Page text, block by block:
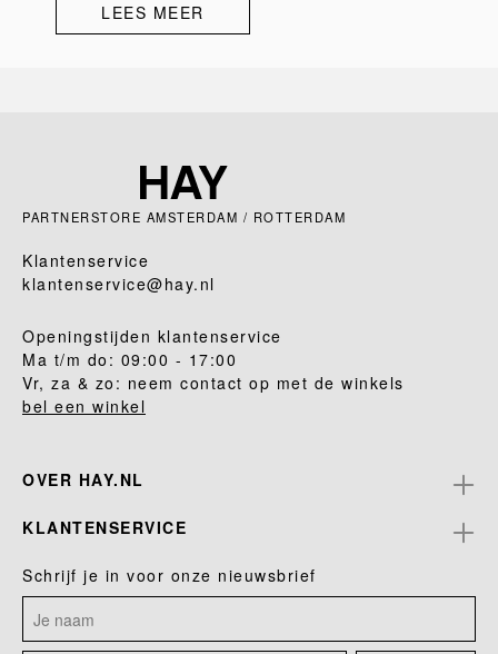
LEES MEER
PARTNERSTORE AMSTERDAM / ROTTERDAM
Klantenservice
klantenservice@hay.nl
Openingstijden klantenservice
Ma t/m do: 09:00 - 17:00
Vr, za & zo: neem contact op met de winkels
bel een winkel
OVER HAY.NL
KLANTENSERVICE
Schrijf je in voor onze nieuwsbrief